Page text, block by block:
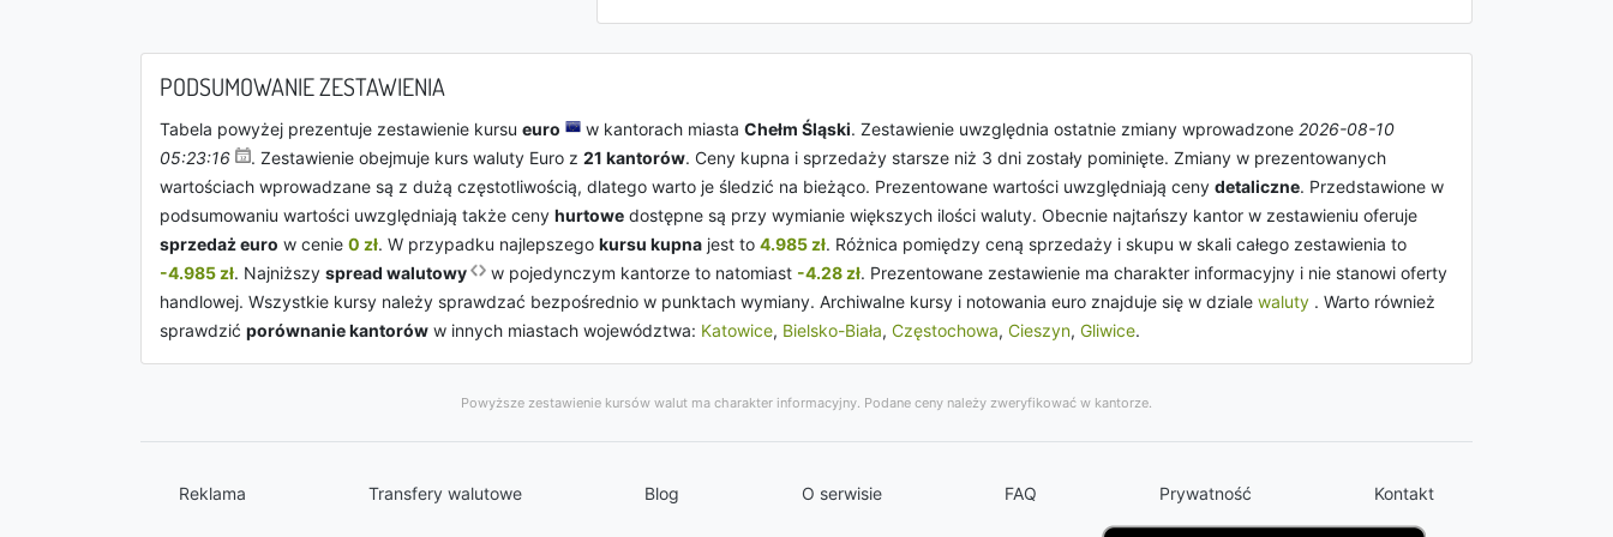
PODSUMOWANIE ZESTAWIENIA
Tabela powyżej prezentuje zestawienie kursu euro w kantorach miasta Chełm Śląski. Zestawienie uwzględnia ostatnie zmiany wprowadzone 2026-08-10
05:23:16
. Zestawienie obejmuje kurs waluty Euro z 21 kantorów. Ceny kupna i sprzedaży starsze niż 3 dni zostały pominięte. Zmiany w prezentowanych
wartościach wprowadzane są z dużą częstotliwością, dlatego warto je śledzić na bieżąco. Prezentowane wartości uwzględniają ceny detaliczne. Przedstawione w
podsumowaniu wartości uwzględniają także ceny hurtowe dostępne są przy wymianie większych ilości waluty. Obecnie najtańszy kantor w zestawieniu oferuje
sprzedaż euro w cenie 0 zł. W przypadku najlepszego kursu kupna jest to 4.985 zł. Różnica pomiędzy ceną sprzedaży i skupu w skali całego zestawienia to
-4.985 zł. Najniższy spread walutowy w pojedynczym kantorze to natomiast -4.28 zł. Prezentowane zestawienie ma charakter informacyjny i nie stanowi oferty
handlowej. Wszystkie kursy należy sprawdzać bezpośrednio w punktach wymiany. Archiwalne kursy i notowania euro znajduje się w dziale waluty . Warto również
sprawdzić porównanie kantorów w innych miastach województwa: Katowice, Bielsko-Biała, Częstochowa, Cieszyn, Gliwice.
Powyższe zestawienie kursów walut ma charakter informacyjny. Podane ceny należy zweryfikować w kantorze.
Reklama Transfery walutowe Blog O serwisie FAQ Prywatność Kontakt